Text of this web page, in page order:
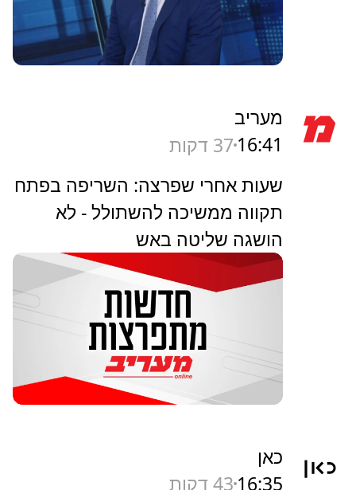
מעריב
16:41 37 דקות
שעות אחרי שפרצה: השריפה בפתח
תקווה ממשיכה להשתולל - לא
הושגה שליטה באש
כאן
16:35 43 דקות